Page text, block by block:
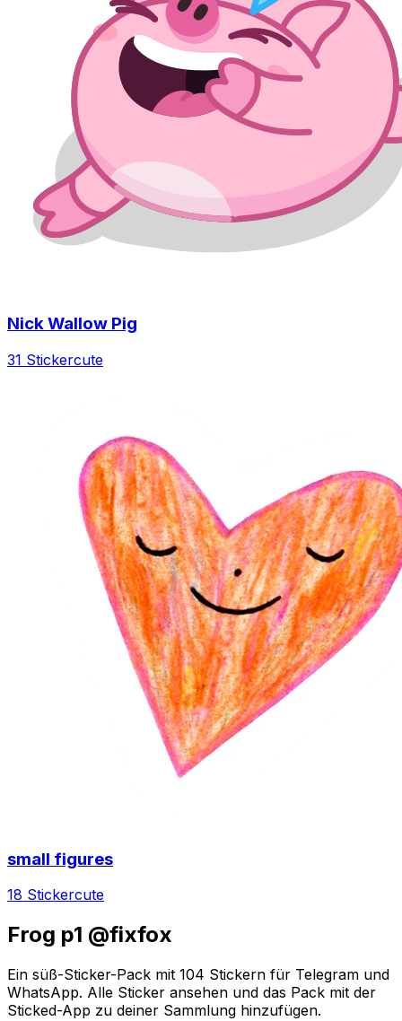
Nick Wallow Pig
31 Stickercute
small figures
18 Stickercute
Frog p1 @fixfox
Ein süß-Sticker-Pack mit 104 Stickern für Telegram und
WhatsApp. Alle Sticker ansehen und das Pack mit der
Sticked-App zu deiner Sammlung hinzufügen.